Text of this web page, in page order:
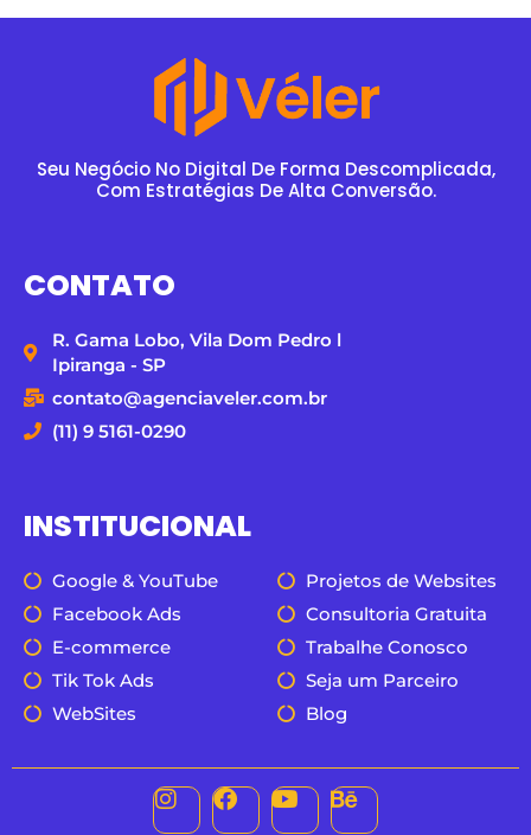
Seu Negócio No Digital De Forma Descomplicada,
Com Estratégias De Alta Conversão.
CONTATO
R. Gama Lobo, Vila Dom Pedro l
Ipiranga - SP
contato@agenciaveler.com.br
(11) 9 5161-0290
INSTITUCIONAL
Google & YouTube
Facebook Ads
E-commerce
Tik Tok Ads
WebSites
Projetos de Websites
Consultoria Gratuita
Trabalhe Conosco
Seja um Parceiro
Blog